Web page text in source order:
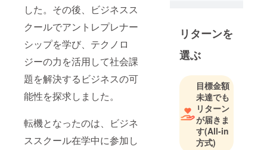
した。その後、ビジネスス
クールでアントレプレナー
シップを学び、テクノロ
ジーの力を活用して社会課
題を解決するビジネスの可
能性を探求しました。
転機となったのは、ビジネ
ススクール在学中に参加し
リターンを
選ぶ
目標金額
未達でも
リターン
が届きま
す(All-in
方式)